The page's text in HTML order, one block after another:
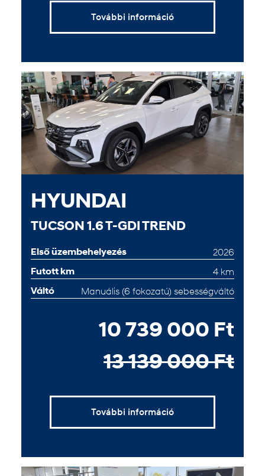
További információ
HYUNDAI
TUCSON 1.6 T-GDI TREND
Első üzembehelyezés
2026
Futott km
4 km
Váltó
Manuális (6 fokozatú) sebességváltó
10 739 000 Ft
13 139 000 Ft
További információ